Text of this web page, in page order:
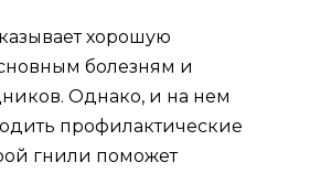
хорошую
болезням и
Однако, и на нем
профилактические
гнили поможет